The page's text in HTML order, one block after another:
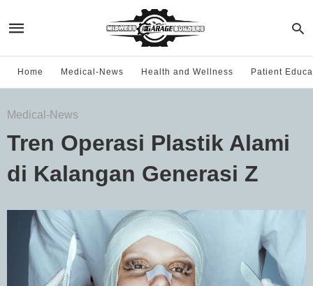
Home Medical-News Health and Wellness Patient
Medical-News
Tren Operasi Plastik Alami
di Kalangan Generasi Z